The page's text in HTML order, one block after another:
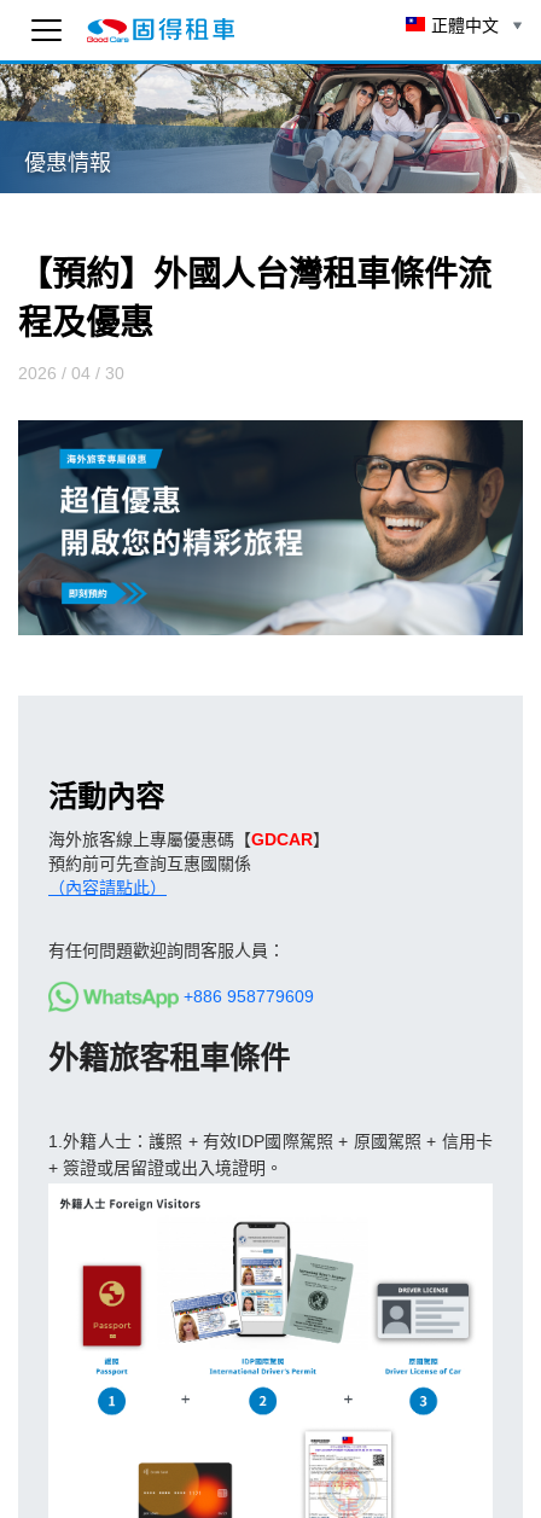
固得租車
線上 AI 客服
為了確保客服可以回覆您，請先輸入 Email。
To ensure you receive our customer service reply
送出
15:53
正體中文
優惠情報
【預約】外國人台灣租車條件流
程及優惠
2026 / 04 / 30
活動內容
海外旅客線上專屬優惠碼【GDCAR】
預約前可先查詢互惠國關係
（內容請點此）
有任何問題歡迎詢問客服人員：
+886 958779609
外籍旅客租車條件
1.外籍人士：護照 + 有效IDP國際駕照 + 原國駕照 + 信用卡
+ 簽證或居留證或出入境證明。